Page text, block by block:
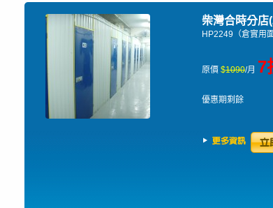
柴灣合時分店
HP2249（倉實用
原價 $1090/月 7
優惠期剩餘